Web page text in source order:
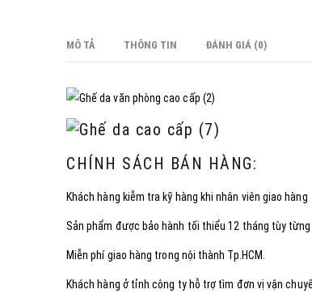
MÔ TẢ THÔNG TIN ĐÁNH GIÁ (0)
CHÍNH SÁCH BÁN HÀNG:
Khách hàng kiễm tra kỹ hàng khi nhân viên giao hàng
Sản phẩm được bảo hành tối thiểu 12 tháng tùy
Miễn phí giao hàng trong nội thành Tp.HCM.
Khách hàng ở tỉnh công ty hỗ trợ tìm đơn vị vận